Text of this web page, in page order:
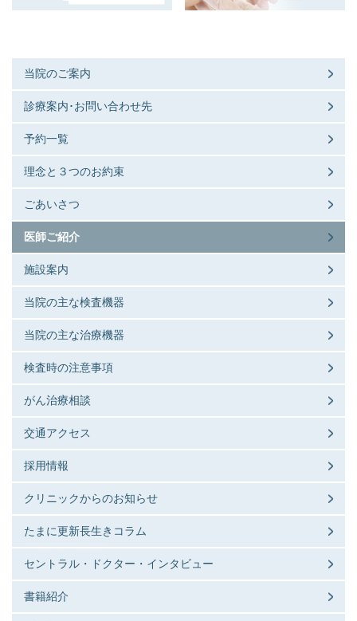
当院のご案内
診療案内･お問い合わせ先
予約一覧
理念と３つのお約束
ごあいさつ
医師ご紹介
施設案内
当院の主な検査機器
当院の主な治療機器
検査時の注意事項
がん治療相談
交通アクセス
採用情報
クリニックからのお知らせ
たまに更新長生きコラム
セントラル・ドクター・インタビュー
書籍紹介